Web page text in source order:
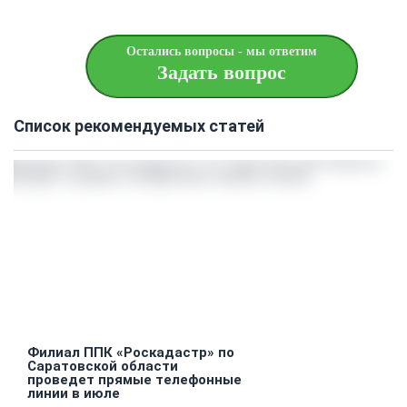
Остались вопросы - мы ответим
Задать вопрос
Список рекомендуемых статей
Филиал ППК «Роскадастр» по
Саратовской области
проведет прямые телефонные
линии в июле